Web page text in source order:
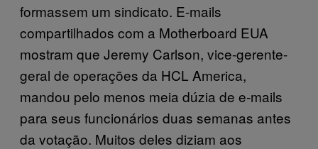
formassem um sindicato. E-mails
compartilhados com a Motherboard EUA
mostram que Jeremy Carlson, vice-gerente-
geral de operações da HCL America,
mandou pelo menos meia dúzia de e-mails
para seus funcionários duas semanas antes
da votação. Muitos deles diziam aos